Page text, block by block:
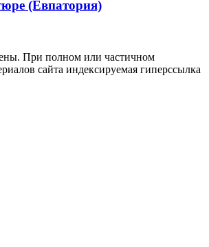
(Евпатория)
При полном или частичном
сайта индексируемая гиперссылка